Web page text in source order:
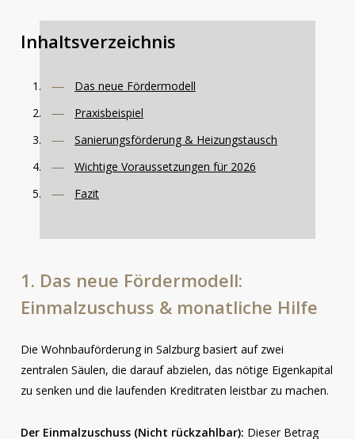
Inhaltsverzeichnis
Das neue Fördermodell
Praxisbeispiel
Sanierungsförderung & Heizungstausch
Wichtige Voraussetzungen für 2026
Fazit
1. Das neue Fördermodell:
Einmalzuschuss & monatliche Hilfe
Die Wohnbauförderung in Salzburg basiert auf zwei
zentralen Säulen, die darauf abzielen, das nötige Eigenkapital
zu senken und die laufenden Kreditraten leistbar zu machen.
Der Einmalzuschuss (Nicht rückzahlbar): Dieser Betrag